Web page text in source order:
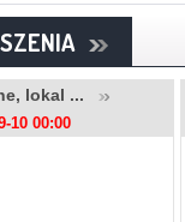
lokal ...
10 00:00